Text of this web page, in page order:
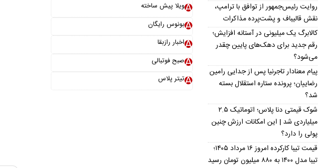
روایت رئیس‌جمهور از توافق با ترامپ،
نقش قالیباف و پشت‌پرده مذاکرات
کالابرگ یک میلیونی در آستانه افزایش؛
رقم جدید برای دهک‌های پایین چقدر
می‌شود؟
پیام معنادار تاجرنیا پس از جدایی رامین
رضاییان؛ پرونده ستاره استقلال بسته
شد؟
شوک قیمتی دنا پلاس؛ اتوماتیک ۲.۵
میلیاردی شد | این امکانات ارزش چنین
پولی را دارد؟
قیمت تیبا کارکرده امروز ۱۶ مرداد ۱۴۰۵؛
تیبا مدل ۱۴۰۰ به ۸۸۰ میلیون تومان رسید
ویلا پیش ساخته
بونوس رایگان
اخبار رازبقا
صبح فوتبالی
تیتر پلاس